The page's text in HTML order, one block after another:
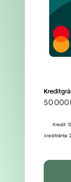
50 000
Kredit
kreditränta